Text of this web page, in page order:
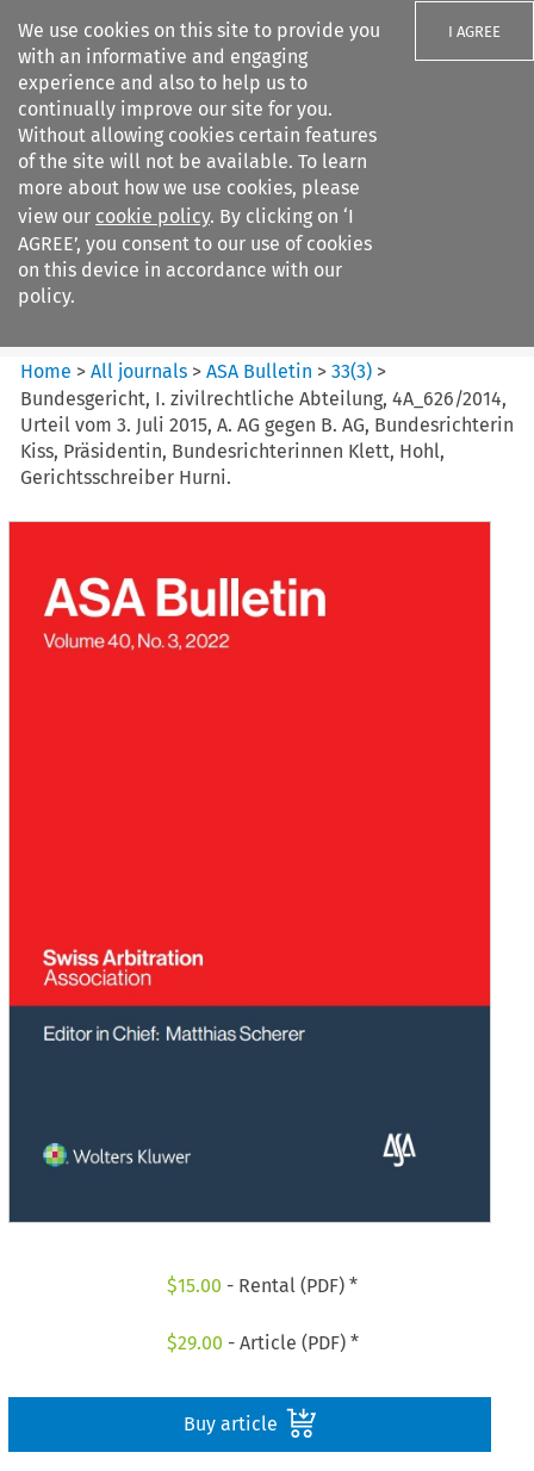
We use cookies on this site to provide you
with an informative and engaging
experience and also to help us to
continually improve our site for you.
Without allowing cookies certain features
of the site will not be available. To learn
more about how we use cookies, please
view our cookie policy. By clicking on ‘I
AGREE’, you consent to our use of cookies
on this device in accordance with our
policy.
I AGREE
Search filters
ASA Bulletin
Home >All journals >ASA Bulletin >33(3) >
Bundesgericht, I. zivilrechtliche Abteilung, 4A_626/2014,
Urteil vom 3. Juli 2015, A. AG gegen B. AG, Bundesrichterin
Kiss, Präsidentin, Bundesrichterinnen Klett, Hohl,
Gerichtsschreiber Hurni.
$15.00 - Rental (PDF) *
$29.00 - Article (PDF) *
Buy article